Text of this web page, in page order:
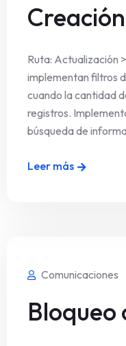
Ruta: Actualización
implementan filtros
cuando la cantidad
registros.
búsqueda de
Leer más
Comunicaciones
Bloqueo